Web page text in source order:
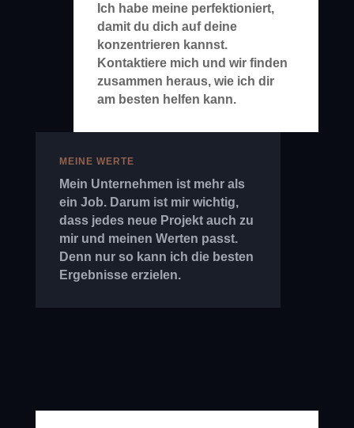
Ich habe meine perfektioniert,
damit du dich auf deine
konzentrieren kannst.
Kontaktiere mich und wir finden
zusammen heraus, wie ich dir
am besten helfen kann.
MEINE WERTE
Mein Unternehmen ist mehr als
ein Job. Darum ist mir wichtig,
dass jedes neue Projekt auch zu
mir und meinen Werten passt.
Denn nur so kann ich die besten
Ergebnisse erzielen.